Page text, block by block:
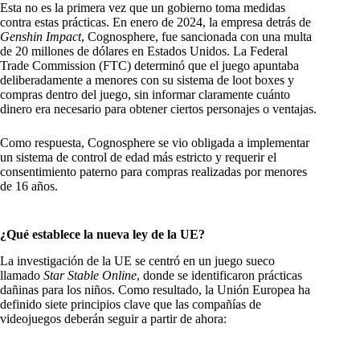
Esta no es la primera vez que un gobierno toma medidas
contra estas prácticas. En enero de 2024, la empresa detrás de
Genshin Impact, Cognosphere, fue sancionada con una multa
de 20 millones de dólares en Estados Unidos. La Federal
Trade Commission (FTC) determinó que el juego apuntaba
deliberadamente a menores con su sistema de loot boxes y
compras dentro del juego, sin informar claramente cuánto
dinero era necesario para obtener ciertos personajes o ventajas.
Como respuesta, Cognosphere se vio obligada a implementar
un sistema de control de edad más estricto y requerir el
consentimiento paterno para compras realizadas por menores
de 16 años.
¿Qué establece la nueva ley de la UE?
La investigación de la UE se centró en un juego sueco
llamado Star Stable Online, donde se identificaron prácticas
dañinas para los niños. Como resultado, la Unión Europea ha
definido siete principios clave que las compañías de
videojuegos deberán seguir a partir de ahora: